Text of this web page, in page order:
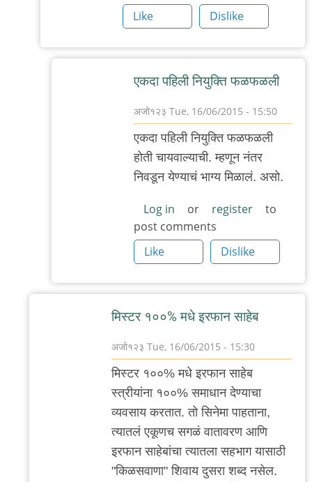
पंप्र
होऊ
by
Like
Dislike
एकदा पहिली नियुक्ति फळफळली
अजो१२३ Tue, 16/06/2015 - 15:50
reply
to
नाही,
उदाहरण
बरोबर
आहे,
by
मी
एकदा पहिली नियुक्ति फळफळली
होती चायवाल्याची. म्हणून नंतर
निवडून येण्याचं भाग्य मिळालं. असो.
Log in or register
to
post comments
Like
Dislike
मिस्टर १००% मधे इरफान साहेब
अजो१२३ Tue, 16/06/2015 - 15:30
In
reply
आमच्या
मिस्टर १००% मधे इरफान साहेब
स्त्रीयांना १००% समाधान देण्याचा
व्यवसाय करतात. तो सिनेमा पाहताना,
त्यातलं एकूणच सगळं वातावरण आणि
इरफान साहेबांचा त्यातला सहभाग यासाठी
"किळसवाणा" शिवाय दुसरा शब्द नसेल.